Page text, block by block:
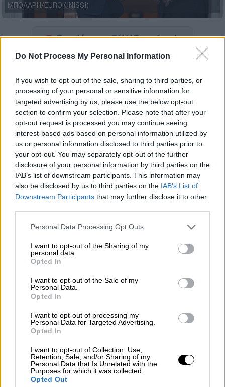
Do Not Process My Personal Information
If you wish to opt-out of the sale, sharing to third parties, or
processing of your personal or sensitive information for
targeted advertising by us, please use the below opt-out
section to confirm your selection. Please note that after your
opt-out request is processed you may continue seeing
interest-based ads based on personal information utilized by
us or personal information disclosed to third parties prior to
your opt-out. You may separately opt-out of the further
disclosure of your personal information by third parties on the
IAB’s list of downstream participants. This information may
also be disclosed by us to third parties on the IAB’s List of
Downstream Participants that may further disclose it to other
Please note that this website/app uses one or more Google
not limited to your visit or usage behaviour. You may click to
grant or deny consent to Google and its third-party tags to
use your data for below specified purposes in below Google
consent section.
Personal Data Processing Opt Outs
I want to opt-out of the Sharing of my
personal data.
Opted In
I want to opt-out of the Sale of my
Personal Data.
Opted In
I want to opt-out of processing my
Personal Data for Targeted Advertising.
Opted In
I want to opt-out of Collection, Use,
Retention, Sale, and/or Sharing of my
Personal Data that Is Unrelated with the
Purposes for which it was collected.
Opted Out
ΜΠΟΛΑΡΗ/EUROKINISSI)
Προσθέστε το ΕΘΝΟΣ στη Google
της Κυπριακής ΔημοκρατίαςΝίκο
Χριστοδουλίδηείχε οΚυριάκος
Μητσοτάκης.
Σύμφωνα με σχετική ενημέρωση από το
Μέγαρο Μαξίμου, κατά τη διάρκεια της
συνομιλίας ο πρωθυπουργός ενημέρωσε τον
κ. Χριστοδουλίδη για την επικείμενη
επίσκεψή του στην Άγκυρα και τη συνάντησή
του με τον Πρόεδρο της ΤουρκίαςΡετζέπ
Πολιτική|09.02.2026 13:45
διεύρυνσης του ΠΑΣΟΚ - Όλα τα
ονόματα
Πολιτική|09.02.2026 14:46
Κόντρα Σακελλαρίδη-Γκίκα στο Open
για τη Χίο: «Μας είπαν ότι τους
πέρασαν από πάνω» - «Συκοφαντούν
τα παιδιά του Λιμενικού»